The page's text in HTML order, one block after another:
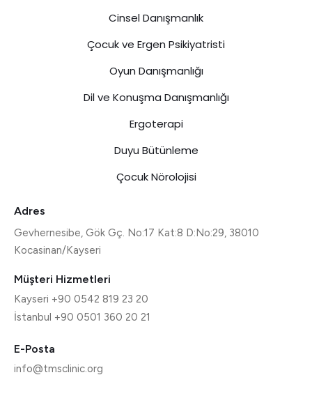
Cinsel Danışmanlık
Çocuk ve Ergen Psikiyatristi
Oyun Danışmanlığı
Dil ve Konuşma Danışmanlığı
Ergoterapi
Duyu Bütünleme
Çocuk Nörolojisi
Adres
Gevhernesibe, Gök Gç. No:17 Kat:8 D:No:29, 38010
Kocasinan/Kayseri
Müşteri Hizmetleri
Kayseri +90 0542 819 23 20
İstanbul +90 0501 360 20 21
E-Posta
info@tmsclinic.org